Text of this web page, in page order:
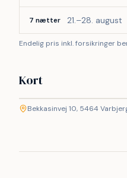
7 nætter 21.–28. august
Endelig pris inkl. forsikringer
Kort
+
Bekkasinvej 10, 5464